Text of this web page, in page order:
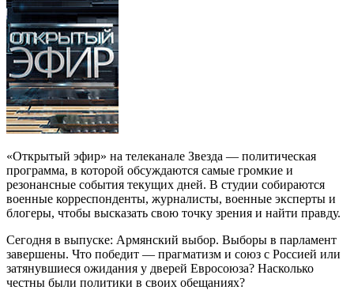
«Открытый эфир» на телеканале Звезда — политическая
программа, в которой обсуждаются самые громкие и
резонансные события текущих дней. В студии собираются
военные корреспонденты, журналисты, военные эксперты и
блогеры, чтобы высказать свою точку зрения и найти правду.
Сегодня в выпуске: Армянский выбор. Выборы в парламент
завершены. Что победит — прагматизм и союз с Россией или
затянувшиеся ожидания у дверей Евросоюза? Насколько
честны были политики в своих обещаниях?